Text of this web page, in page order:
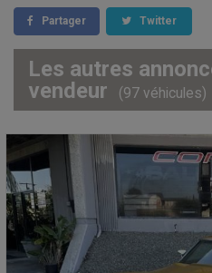
Partager Twitter
Les autres
vendeur
(97 véhicules)